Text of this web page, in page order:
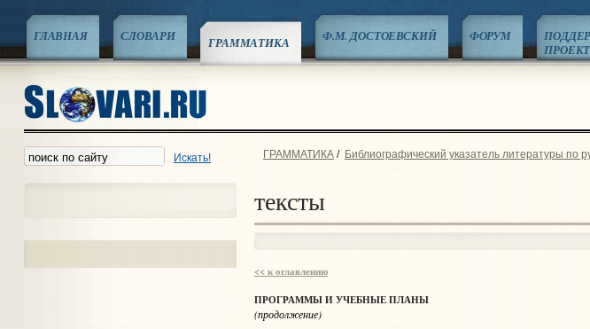
ГЛАВНАЯ СЛОВАРИ ГРАММАТИКА Ф.М. ДОСТОЕВСКИЙ ФОРУМ
ПРОЕКТ
Искать! ГРАММАТИКА/ Библиографический указатель литературы по
тексты
<< к оглавлению
ПРОГРАММЫ И УЧЕБНЫЕ ПЛАНЫ
(продолжение)